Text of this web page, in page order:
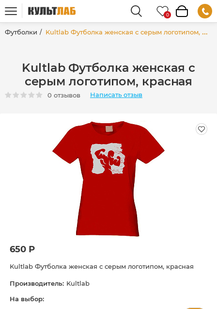
Футболки Kultlab Футболка женская с серым логотипом, красная
Kultlab Футболка женская с
серым логотипом, красная
0 отзывов Написать отзыв
650 Р
Kultlab Футболка женская с серым логотипом, красная
Производитель: Kultlab
На выбор: